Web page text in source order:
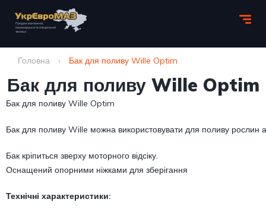
Головна › Бак для поливу Wille Optim
Бак для поливу Wille Optim
Бак для поливу Wille Optim
Бак для поливу Wille можна використовувати для поливу рослин
Бак кріпиться зверху моторного відсіку.
Оснащений опорними ніжками для зберігання
Технічні характеристики: